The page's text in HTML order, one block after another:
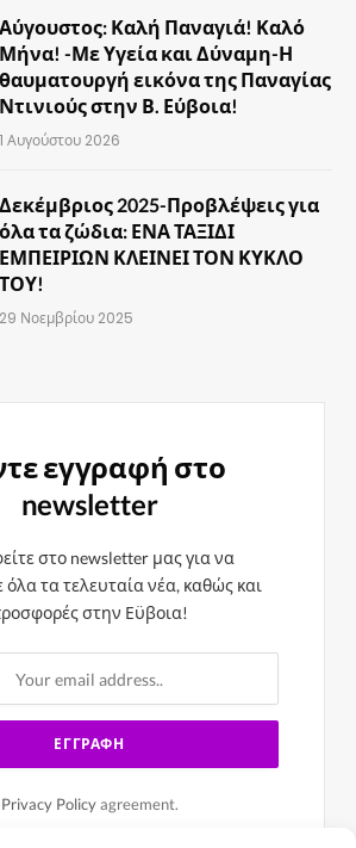
Αύγουστος: Καλή Παναγιά! Καλό
Μήνα! -Με Υγεία και Δύναμη-Η
θαυματουργή εικόνα της Παναγίας
Ντινιούς στην Β. Εύβοια!
1 Αυγούστου 2026
Δεκέμβριος 2025-Προβλέψεις για
όλα τα ζώδια: ΕΝΑ ΤΑΞΙΔΙ
ΕΜΠΕΙΡΙΩΝ ΚΛΕΙΝΕΙ ΤΟΝ ΚΥΚΛΟ
ΤΟΥ!
29 Νοεμβρίου 2025
εγγραφή στο
newsletter
στο newsletter μας για να
τα τελευταία νέα, καθώς και
στην Εϋβοια!
Privacy Policyagreement.